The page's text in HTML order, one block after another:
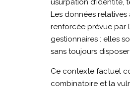
2025-
015-
usurpation d’identité,
Les données
renforcée prévue par
gestionnaires : elles
sans toujours
Ce contexte factuel
combinatoire et la